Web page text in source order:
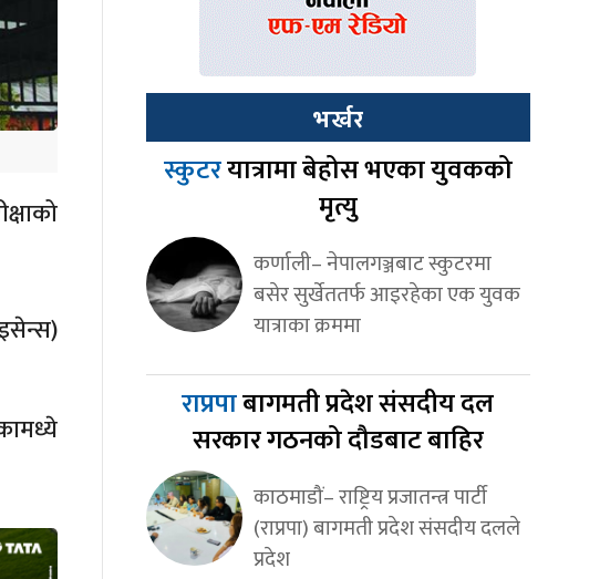
भर्खर
स्कुटरयात्रामा बेहोस भएका युवकको
मृत्यु
कर्णाली– नेपालगञ्जबाट स्कुटरमा
बसेर सुर्खेततर्फ आइरहेका एक युवक
यात्राका क्रममा
राप्रपाबागमती प्रदेश संसदीय दल
सरकार गठनको दौडबाट बाहिर
काठमाडौं– राष्ट्रिय प्रजातन्त्र पार्टी
(राप्रपा) बागमती प्रदेश संसदीय दलले
प्रदेश